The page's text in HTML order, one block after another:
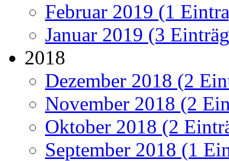
Februar 2019 (1
Januar 2019 (3
2018
Dezember 2018 (2
November 2018 (2
Oktober 2018 (2
September 2018 (1